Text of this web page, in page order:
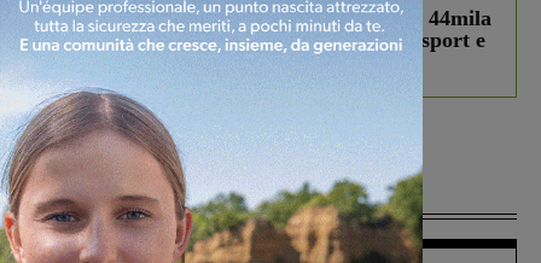
Estra Notizie agosto: Smart Cities, oltre 44mila
studenti coinvolti, torna il bando per lo sport e
debutta il podcast Estrair
Più lette